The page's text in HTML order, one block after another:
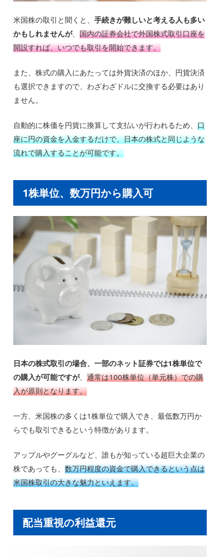
米国株の取引と聞くと、手続きが難しいと考える人も多い
かもしれませんが、国内の証券会社で外国株式取引口座を
開設すれば、いつでも取引を開始できます。
また、株式の購入にあたっては外貨決済のほか、円貨決済
も選択できますので、わざわざドルに交換する必要はあり
ません。
自動的に株価を円貨に換算して支払いが行われるため、口
座に円の資金を入金するだけで、日本の株式と同じような
流れで購入することが可能です。
1株単位、数万円から購入可
日本の株式取引の場合、一部のネット証券では1株単位で
の購入が可能ですが、通常は100株単位（単元株）での購
入が原則となります。
一方、米国株の多くは1株単位で購入でき、最低数万円か
らでも取引できるという特徴があります。
アップルやグーグルなど、誰もが知っている超巨大企業の
株であっても、数万円程度の資金で購入できるという点は
米国株取引の大きな魅力といえます。
配当重視の利益還元